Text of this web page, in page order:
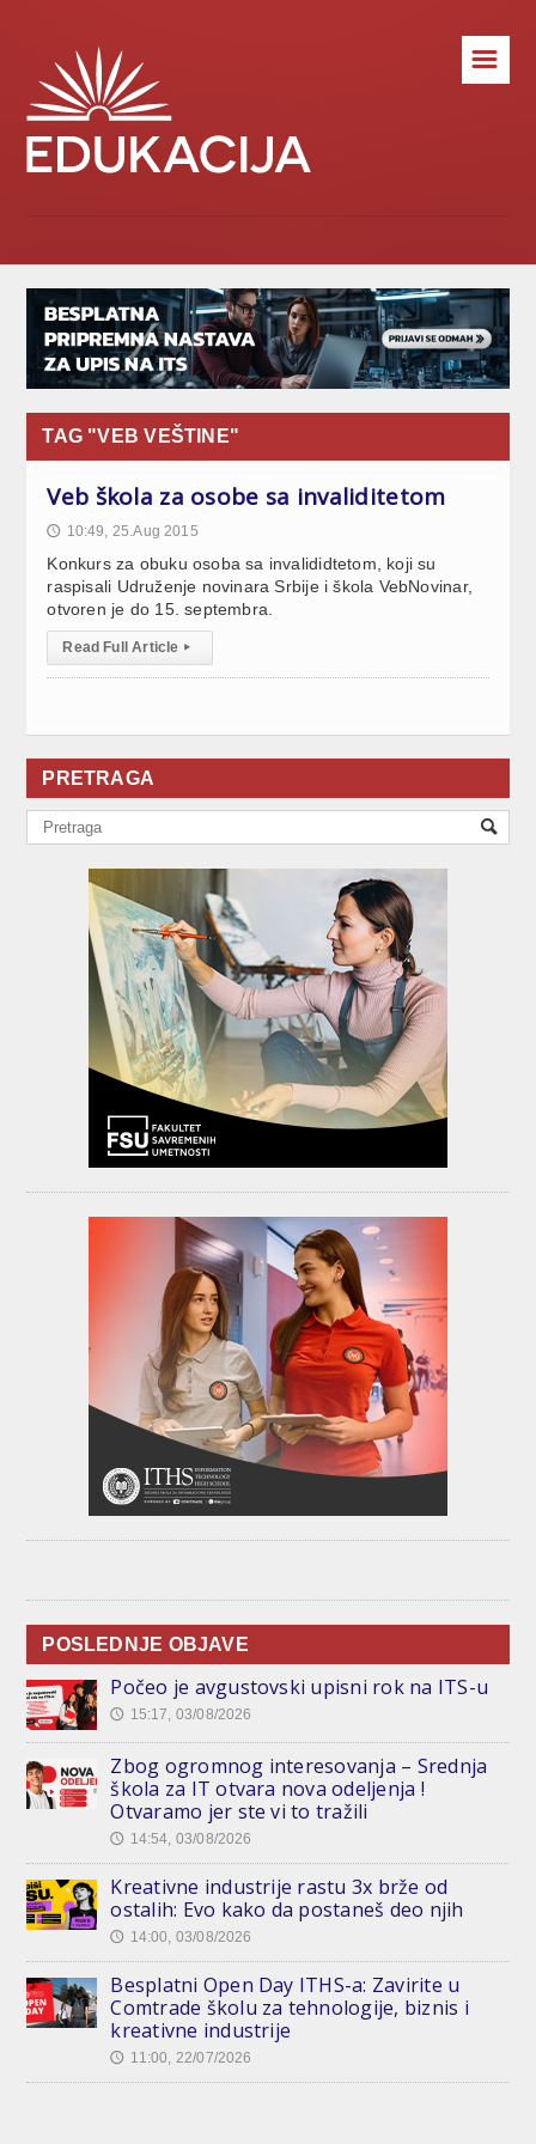
☰
TAG "VEB VEŠTINE"
Veb škola za osobe sa invaliditetom
🕔 10:49, 25.Aug 2015
Konkurs za obuku osoba sa invalididtetom, koji su
raspisali Udruženje novinara Srbije i škola VebNovinar,
otvoren je do 15. septembra.
Read Full Article ▸
PRETRAGA
POSLEDNJE OBJAVE
Počeo je avgustovski upisni rok na ITS-u
🕔 15:17, 03/08/2026
Zbog ogromnog interesovanja – Srednja
škola za IT otvara nova odeljenja !
Otvaramo jer ste vi to tražili
🕔 14:54, 03/08/2026
Kreativne industrije rastu 3x brže od
ostalih: Evo kako da postaneš deo njih
🕔 14:00, 03/08/2026
Besplatni Open Day ITHS-a: Zavirite u
Comtrade školu za tehnologije, biznis i
kreativne industrije
🕔 11:00, 22/07/2026